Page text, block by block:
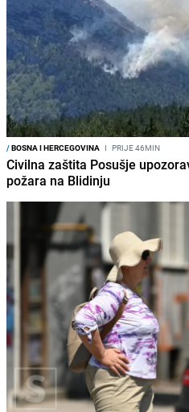
/BOSNA I HERCEGOVINA I PRIJE 46MIN
Civilna zaštita Posušje
požara na Blidinju